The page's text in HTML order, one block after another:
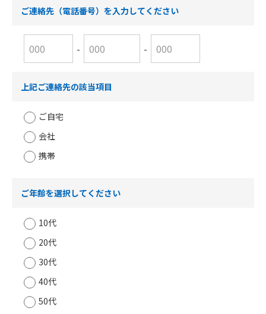
ご連絡先（電話番号）を入力してください
- -
上記ご連絡先の該当項目
ご自宅
会社
携帯
ご年齢を選択してください
10代
20代
30代
40代
50代